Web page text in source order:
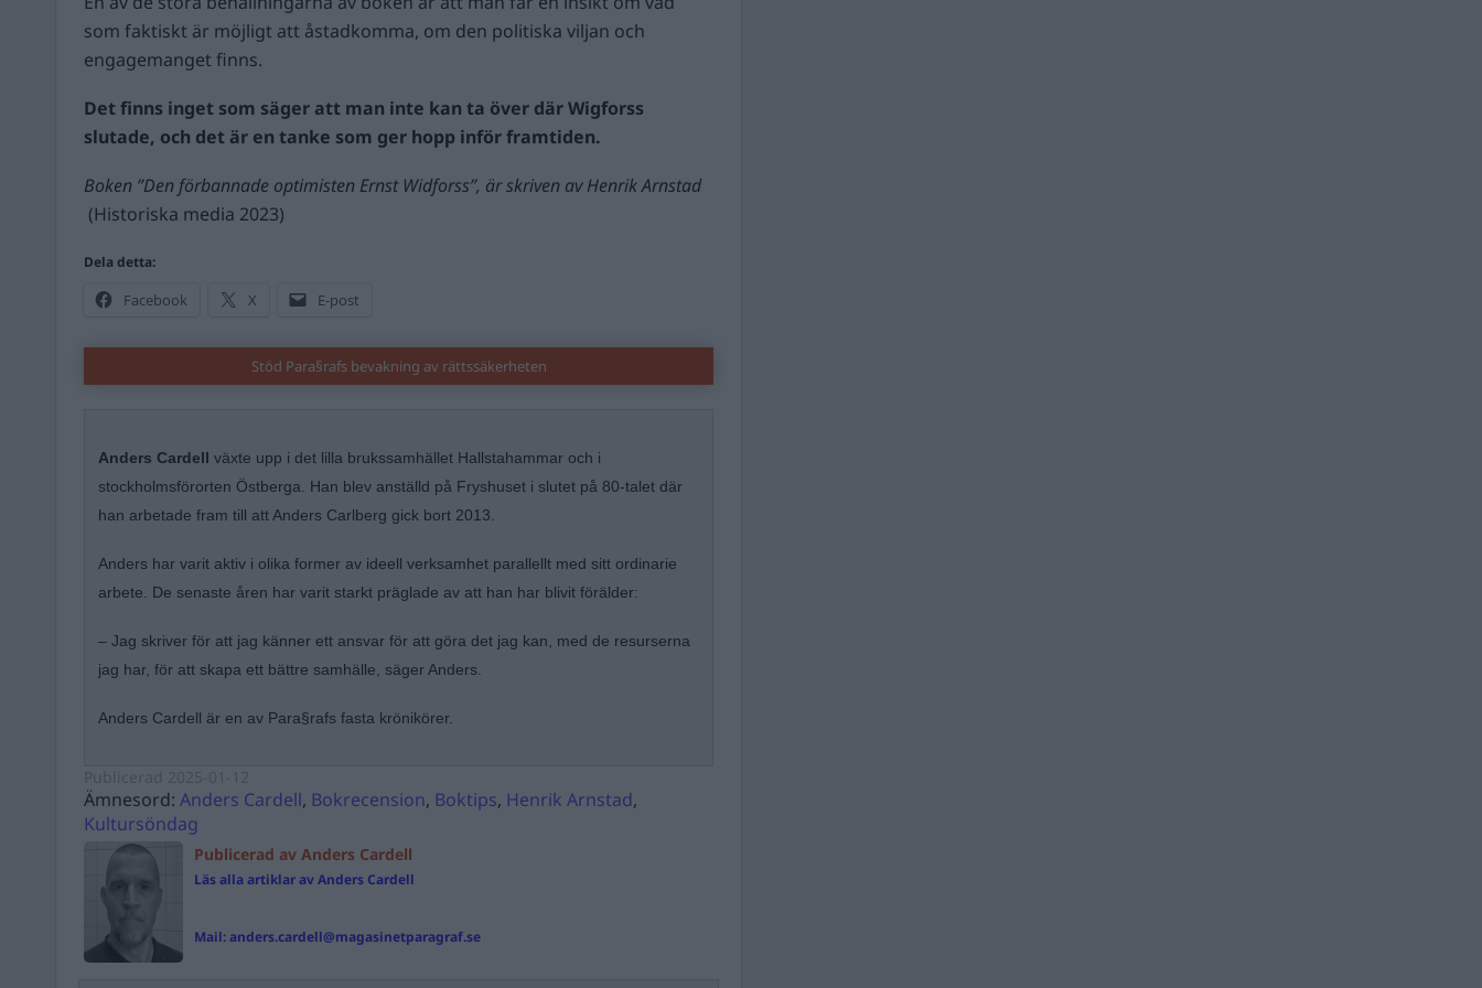
som faktiskt är möjligt att åstadkomma, om den politiska viljan och
engagemanget finns.
Det finns inget som säger att man inte kan ta över där Wigforss
slutade, och det är en tanke som ger hopp inför framtiden.
Boken ”Den förbannade optimisten Ernst Widforss”, är skriven av Henrik Arnstad
(Historiska media 2023)
Dela detta:
Facebook X E-post
Stöd Para§rafs bevakning av rättssäkerheten
Anders Cardell växte upp i det lilla brukssamhället Hallstahammar och i
stockholmsförorten Östberga. Han blev anställd på Fryshuset i slutet på 80-talet där
han arbetade fram till att Anders Carlberg gick bort 2013.
Anders har varit aktiv i olika former av ideell verksamhet parallellt med sitt ordinarie
arbete. De senaste åren har varit starkt präglade av att han har blivit förälder:
– Jag skriver för att jag känner ett ansvar för att göra det jag kan, med de resurserna
jag har, för att skapa ett bättre samhälle, säger Anders.
Anders Cardell är en av Para§rafs fasta krönikörer.
Ämnesord: Anders Cardell, Bokrecension, Boktips, Henrik Arnstad,
Kultursöndag
Publicerad av Anders Cardell
Läs alla artiklar av Anders Cardell
Mail:anders.cardell@magasinetparagraf.se